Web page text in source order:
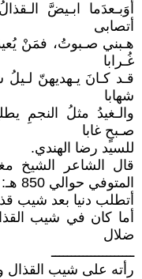
أَوَبـعدَما ابـيضَّ
أتصابى
هـبني صـبوتُ، فمَنْ
غُـرابا
قـد كـانَ يـهديهنّ
شهابا
والـغيدُ مثلُ النجمِ
صـبحٍ غابا
للسيد رضا الهندي.
قال الشاعر الشيخ
المتوفي حوالي 850 هـ:
أتطلب دنيا بعد شيب
أما كان في شيب
ضلال
ـــــــــــــــــــــ
رأته على شيب القذال